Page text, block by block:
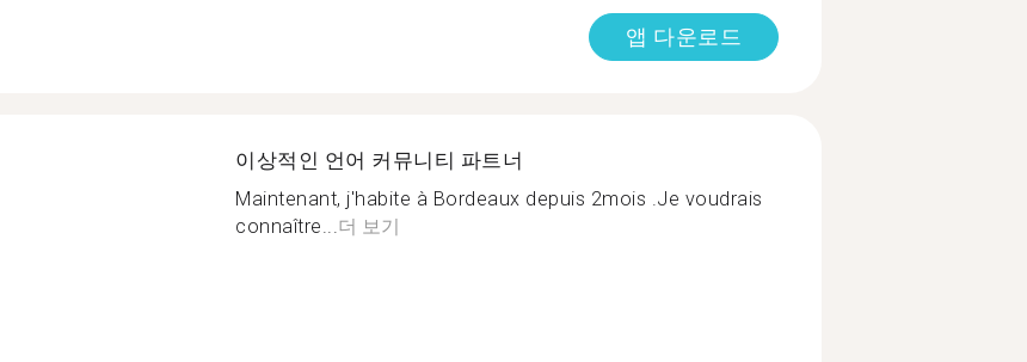
앱 다운로드
이상적인 언어 커뮤니티 파트너
Maintenant, j'habite à Bordeaux depuis 2mois .Je voudrais
connaître...더 보기